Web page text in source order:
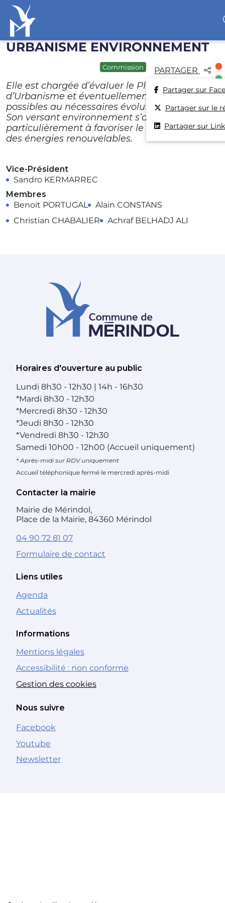
Accéder au contenu
URBANISME ENVIRONNEMENT
Commission PARTAGER
Partager sur
Partager sur le
Partager sur
Elle est chargée d’évaluer le Plan Local
d’Urbanisme et éventuellement d’étudier de
possibles au nécessaires évolutions de celui-ci.
Son versant environnement s’attache tout
particulièrement à favoriser le développement
des énergies renouvelables.
Vice-Président
Sandro KERMARREC
Membres
Benoit PORTUGAL
Alain CONSTANS
Christian CHABALIER
Achraf BELHADJ ALI
Horaires d'ouverture au public
Lundi 8h30 - 12h30 | 14h - 16h30
*Mardi 8h30 - 12h30
*Mercredi 8h30 - 12h30
*Jeudi 8h30 - 12h30
*Vendredi 8h30 - 12h30
Samedi 10h00 - 12h00 (Accueil uniquement)
* Après-midi sur RDV uniquement
Accueil téléphonique fermé le mercredi après-midi
Contacter la mairie
Mairie de Mérindol,
Place de la Mairie, 84360 Mérindol
04 90 72 81 07
Formulaire de contact
Liens utiles
Agenda
Actualités
Informations
Mentions légales
Accessibilité : non conforme
Gestion des cookies
Nous suivre
Facebook
Youtube
Newsletter